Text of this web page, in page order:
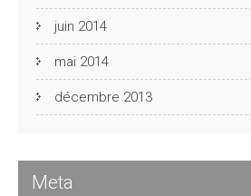
juin 2014
mai 2014
décembre 2013
Meta